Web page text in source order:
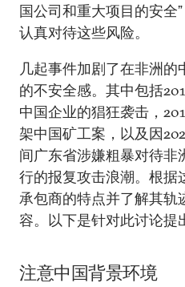
国公司和重大项目的安全
认真对待这些风险。
几起事件加剧了在非洲的
的不安全感。其中包括
中国企业的猖狂袭击，
架中国矿工案，以及因
间广东省涉嫌粗暴对待
行的报复攻击浪潮。根据
承包商的特点并了解其轨
容。以下是针对此讨论提
注意中国背景环境